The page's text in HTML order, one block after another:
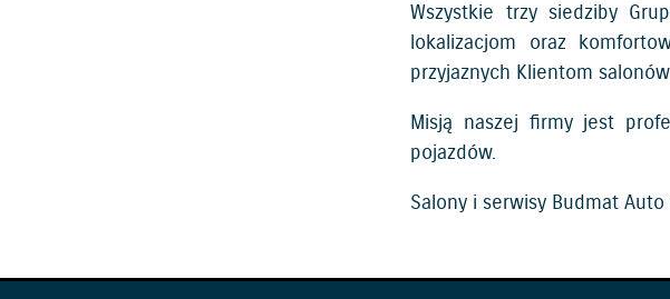
Wszystkie trzy siedziby
lokalizacjom oraz
przyjaznych Klientom
Misją naszej firmy jest
pojazdów.
Salony i serwisy Budmat